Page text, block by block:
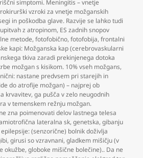
simptomi. Meningitis – vnetje
vzroki za vnetje možganskih
in poškodba glave. Razvije se lahko tudi
z atropinom, ES zadnih snopov
metode,fotofobično,fotofobija,frontalni
kapi: Možganska kap (cerebrovaskularni
tkiva zaradi prekinjenega dotoka
možgan s kisikom. 10% vseh možgans,
nastane predvsem pri starejih in
do atrofije možgan) – najprej ob
krvavitev,ga pušča v zelo neugodnih
v temenskem režnju možgan.
zna poimenovati delov lastnega telesa
lateralna sk,genetska,gibanju
(senzorične) bolnik doživlja
,girusi so vzravnani,gladkem mišičju (v
okužbe,globoke mišične bolečine).. Da ne